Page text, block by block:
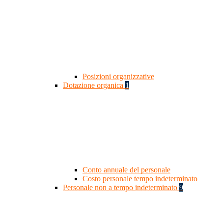
Posizioni organizzative
Dotazione organica 1
Conto annuale del personale
Costo personale tempo indeterminato
Personale non a tempo indeterminato 9